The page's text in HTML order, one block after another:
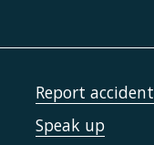
Report
Speak up